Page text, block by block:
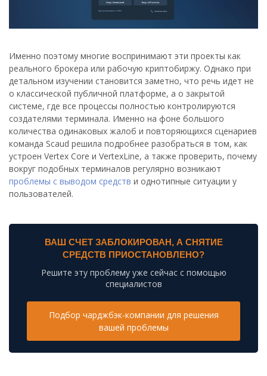
Именно поэтому многие воспринимают эти проекты как
реального брокера или рабочую криптобиржу. Однако при
детальном изучении становится заметно, что речь идет не
о классической публичной платформе, а о закрытой
системе, где все процессы полностью контролируются
создателями терминала. Именно на фоне большого
количества одинаковых жалоб и повторяющихся сценариев
команда Scaud решила подробнее разобраться в том, как
устроен Vertex Core и VertexLine, а также проверить, почему
вокруг подобных терминалов регулярно возникают
проблемы с выводом средств и однотипные ситуации у
пользователей.
ВАШ СЧЕТ ЗАБЛОКИРОВАН, А СНЯТИЕ
СРЕДСТВ ПРИОСТАНОВЛЕНО?
Решите эту проблему уже сейчас с помощью
специалистов
Подбор чарджбэк-компании для решения
вашей проблемы